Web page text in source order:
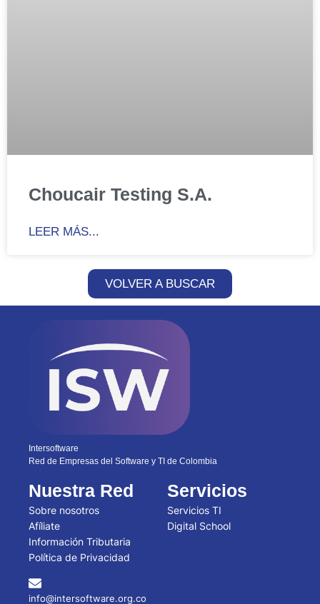
Choucair Testing S.A.
LEER MÁS...
VOLVER A BUSCAR
Intersoftware
Red de Empresas del Software y TI de Colombia
Nuestra Red
Sobre nosotros
Afíliate
Información Tributaria
Política de Privacidad
Servicios
Servicios TI
Digital School
info@intersoftware.org.co